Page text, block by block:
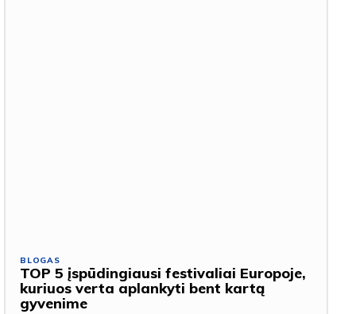
BLOGAS
TOP 5 įspūdingiausi festivaliai Europoje,
kuriuos verta aplankyti bent kartą
gyvenime